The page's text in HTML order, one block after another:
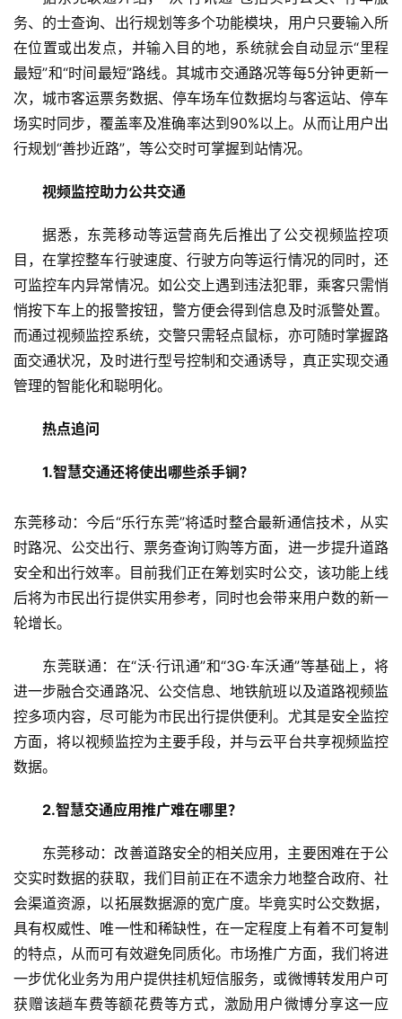
务、的士查询、出行规划等多个功能模块，用户只要输入所
在位置或出发点，并输入目的地，系统就会自动显示“里程
最短”和“时间最短”路线。其城市交通路况等每5分钟更新一
次，城市客运票务数据、停车场车位数据均与客运站、停车
场实时同步，覆盖率及准确率达到90%以上。从而让用户出
行规划“善抄近路”，等公交时可掌握到站情况。
视频监控助力公共交通
据悉，东莞移动等运营商先后推出了公交视频监控项
目，在掌控整车行驶速度、行驶方向等运行情况的同时，还
可监控车内异常情况。如公交上遇到违法犯罪，乘客只需悄
悄按下车上的报警按钮，警方便会得到信息及时派警处置。
而通过视频监控系统，交警只需轻点鼠标，亦可随时掌握路
面交通状况，及时进行型号控制和交通诱导，真正实现交通
管理的智能化和聪明化。
热点追问
1.智慧交通还将使出哪些杀手锏？
东莞移动：今后“乐行东莞”将适时整合最新通信技术，从实
时路况、公交出行、票务查询订购等方面，进一步提升道路
安全和出行效率。目前我们正在筹划实时公交，该功能上线
后将为市民出行提供实用参考，同时也会带来用户数的新一
轮增长。
东莞联通：在“沃·行讯通”和“3G·车沃通”等基础上，将
进一步融合交通路况、公交信息、地铁航班以及道路视频监
控多项内容，尽可能为市民出行提供便利。尤其是安全监控
方面，将以视频监控为主要手段，并与云平台共享视频监控
数据。
2.智慧交通应用推广难在哪里？
东莞移动：改善道路安全的相关应用，主要困难在于公
交实时数据的获取，我们目前正在不遗余力地整合政府、社
会渠道资源，以拓展数据源的宽广度。毕竟实时公交数据，
具有权威性、唯一性和稀缺性，在一定程度上有着不可复制
的特点，从而可有效避免同质化。市场推广方面，我们将进
一步优化业务为用户提供挂机短信服务，或微博转发用户可
获赠该趟车费等额花费等方式，激励用户微博分享这一应